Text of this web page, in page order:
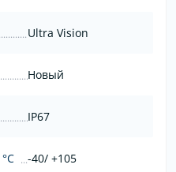
Ultra Vision
Новый
IP67
-40/ +105